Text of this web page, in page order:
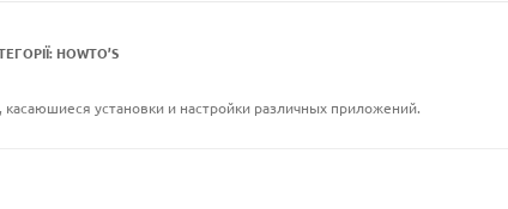
HOWTO’S
установки и настройки различных приложений.